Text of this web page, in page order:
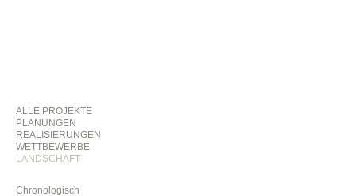
ALLE PROJEKTE
PLANUNGEN
REALISIERUNGEN
WETTBEWERBE
LANDSCHAFT
Chronologisch